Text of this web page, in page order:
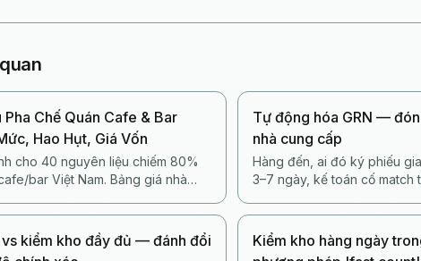
Chế Quán Cafe & Bar
Hao Hụt, Giá Vốn
cho 40 nguyên liệu chiếm 80%
bar Việt Nam. Bảng giá nhà
và quy trình trừ kho theo công
Tự động hóa GRN —
nhà cung cấp
Hàng đến, ai đó ký phiếu
3–7 ngày, kế toán cố match
động hóa GRN đóng vòng
kiểm kho đầy đủ — đánh đổi
Kiểm kho hàng ngày